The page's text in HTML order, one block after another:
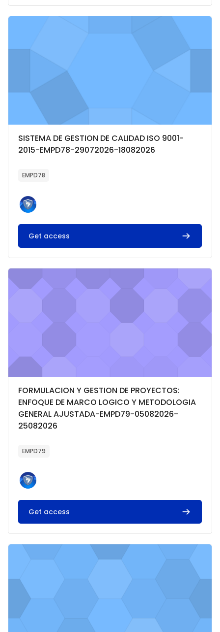
Imagen del curso SISTEMA DE GESTION DE CALIDAD ISO
Categoría del curso
Nombre del curso
SISTEMA DE GESTION DE CALIDAD ISO 9001-
2015-EMPD78-29072026-18082026
EMPD78
Get access
Imagen del curso FORMULACION Y GESTION DE PROYECTOS:
Categoría del curso
Nombre del curso
FORMULACION Y GESTION DE PROYECTOS:
ENFOQUE DE MARCO LOGICO Y METODOLOGIA
GENERAL AJUSTADA-EMPD79-05082026-
25082026
EMPD79
Get access
Imagen del curso TESORERIA-EMPD79-05082026-25082026